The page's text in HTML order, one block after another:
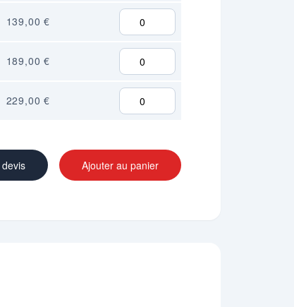
139,00 €
189,00 €
229,00 €
Ajouter au panier